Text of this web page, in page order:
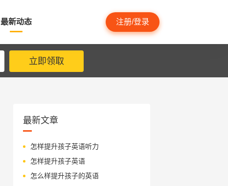
最新动态 注册/登录
立即领取
最新文章
怎样提升孩子英语听力
怎样提升孩子英语
怎么样提升孩子的英语